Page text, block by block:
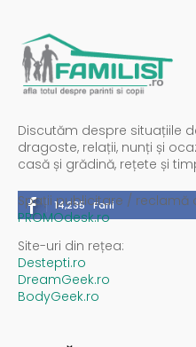
Discutăm despre situațiile
dragoste, relații, nunți și
casă și grădină, rețete și
14,235 Fani
Spații publicitare / reclamă
PROMOdesk.ro
Site-uri din rețea:
Destepti.ro
DreamGeek.ro
BodyGeek.ro